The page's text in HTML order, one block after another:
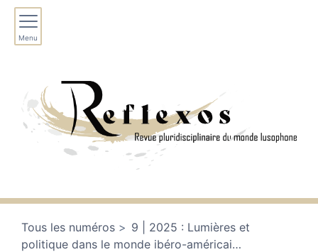
Menu
Tous les numéros
9 | 2025 : Lumières et
politique dans le monde ibéro-américai…